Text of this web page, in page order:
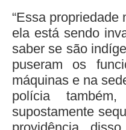
“Essa
ela está sendo
saber se são
puseram os
máquinas e na
polícia
supostamente